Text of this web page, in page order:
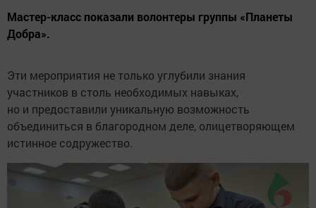
Мастер-класс показали волонтеры группы «Планеты
Добра».
Эти мероприятия не только углубили знания
участников в столь необходимых навыках,
но и предоставили уникальную возможность
объединиться в благородном деле, олицетворяющем
истинное содружество.